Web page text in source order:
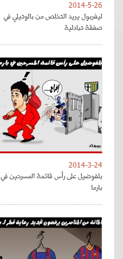
2014-5-26
ليفربول يريد التخلص من بالوتيلي في
صفقة تبادلية
2014-3-24
بلفوضيل على رأس قائمة المسرحين في
بارما